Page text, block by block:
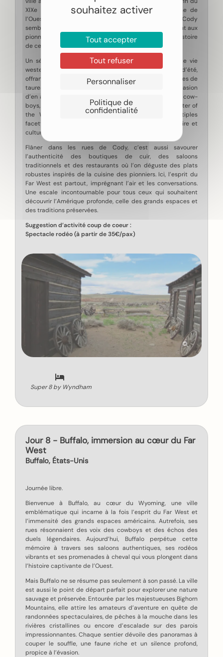
souhaitez activer
Tout accepter
Tout refuser
Personnaliser
Politique de
confidentialité
XIXe siècle par le légendaire Buffalo Bill. Ici, le mythe de
l’Ouest américain s’incarne à chaque coin de rue. Cody
semble figée dans le temps, comme un hommage vivant aux
pionniers et aux premiers cow-boys qui ont forgé l’histoire
de cette région.
Un séjour à Cody, c’est plonger au cœur du mode de vie
western. Les spectacles de rodéo rythment les soirées d’été,
offrant un aperçu saisissant de l’art du lasso, des courses de
taureaux et du courage des cavaliers. C’est aussi l’occasion
d’en apprendre davantage sur l’histoire fascinante des cow-
boys, loin des clichés hollywoodiens. Le Buffalo Bill Center of
the West, vaste complexe muséal, révèle les multiples
facettes de cette époque légendaire, entre art, histoire et
culture amérindienne.
Flâner dans les rues de Cody, c’est aussi savourer
l’authenticité des boutiques de cuir, des saloons
traditionnels et des restaurants où l’on déguste des plats
robustes inspirés de la cuisine des pionniers. Ici, l’esprit du
Far West est partout, imprégnant l’air et les conversations.
Une escale incontournable pour tous ceux qui souhaitent
découvrir l’Amérique profonde, celle des grands espaces et
des traditions préservées.
Suggestion d’activité coup de coeur :
Spectacle rodéo (à partir de 35€/pax)
Super 8 by Wyndham
Jour 8 - Buffalo, immersion au cœur du Far
West
Buffalo, États-Unis
Journée libre.
Bienvenue à Buffalo, au cœur du Wyoming, une ville
emblématique qui incarne à la fois l’esprit du Far West et
l’immensité des grands espaces américains. Autrefois, ses
rues résonnaient des voix des cowboys et des échos des
duels légendaires. Aujourd’hui, Buffalo perpétue cette
mémoire à travers ses saloons authentiques, ses rodéos
vibrants et ses promenades à cheval qui vous plongent dans
l’histoire captivante de l’Ouest.
Mais Buffalo ne se résume pas seulement à son passé. La ville
est aussi le point de départ parfait pour explorer une nature
sauvage et préservée. Entourée par les majestueuses Bighorn
Mountains, elle attire les amateurs d’aventure en quête de
randonnées spectaculaires, de pêches à la mouche dans les
rivières cristallines ou encore d’escalade sur des parois
impressionnantes. Chaque sentier dévoile des panoramas à
couper le souffle, une faune riche et un silence profond,
propice à l’évasion.